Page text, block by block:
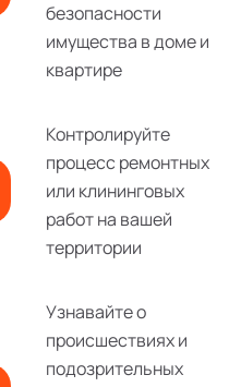
безопасности
имущества в доме и
квартире
Контролируйте
процесс ремонтных
или клининговых
работ на вашей
территории
Узнавайте о
происшествиях и
подозрительных